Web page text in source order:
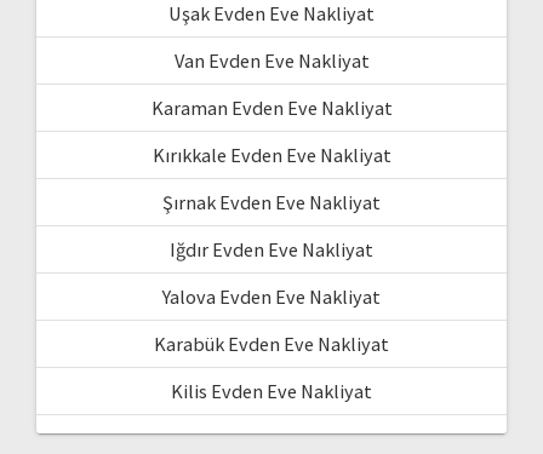
Uşak Evden Eve Nakliyat
Van Evden Eve Nakliyat
Karaman Evden Eve Nakliyat
Kırıkkale Evden Eve Nakliyat
Şırnak Evden Eve Nakliyat
Iğdır Evden Eve Nakliyat
Yalova Evden Eve Nakliyat
Karabük Evden Eve Nakliyat
Kilis Evden Eve Nakliyat